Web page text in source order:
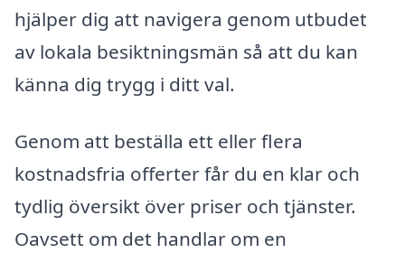
hjälper dig att navigera genom utbudet
av lokala besiktningsmän så att du kan
känna dig trygg i ditt val.
Genom att beställa ett eller flera
kostnadsfria offerter får du en klar och
tydlig översikt över priser och tjänster.
Oavsett om det handlar om en